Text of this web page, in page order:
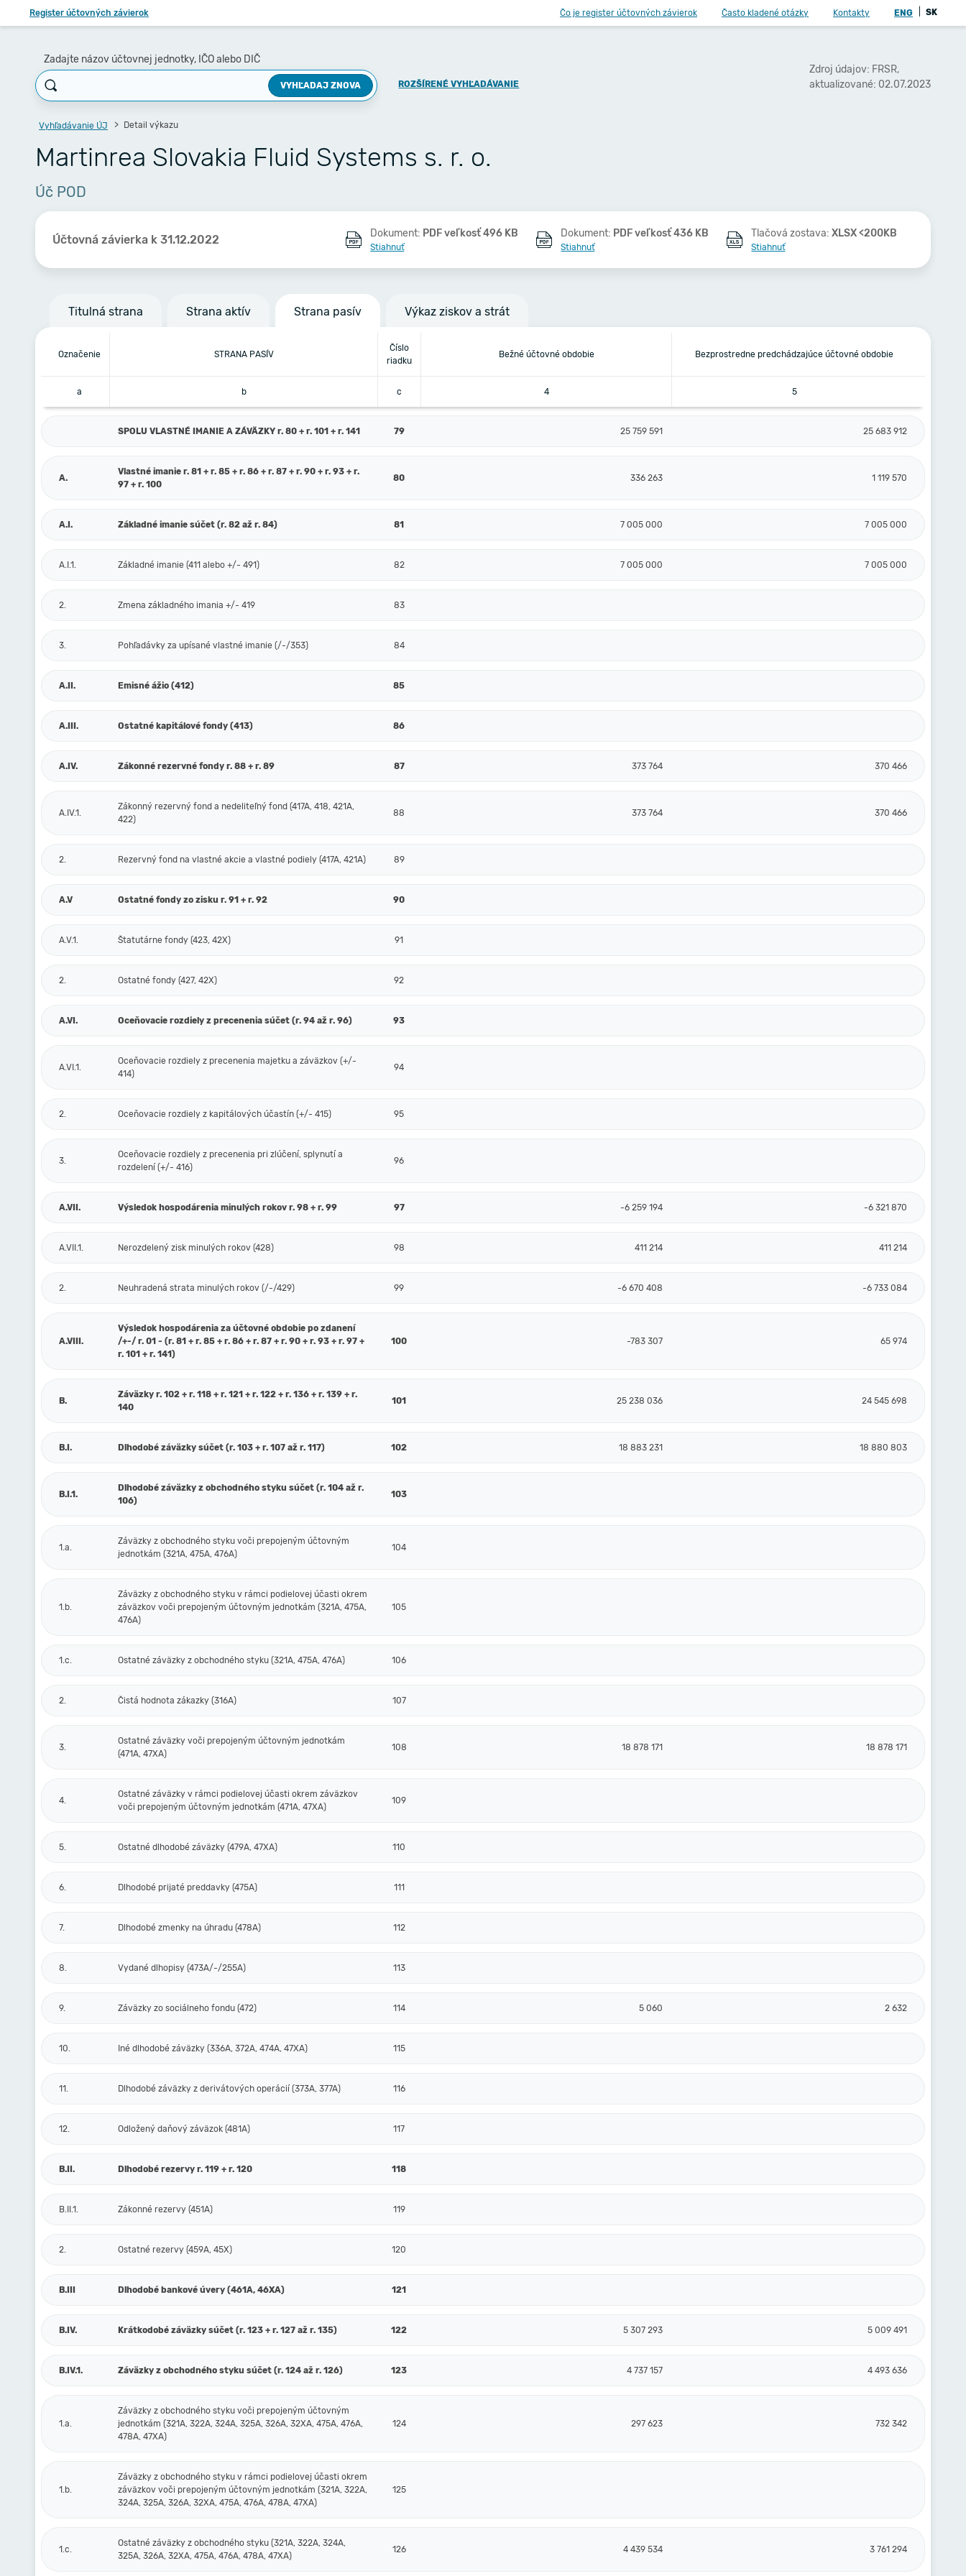
Register účtovných závierok Čo je register účtovných závierok Často kladené otázky Kontakty ENG SK
Zadajte názov účtovnej jednotky, IČO alebo DIČ
VYHĽADAJ ZNOVA ROZŠÍRENÉ VYHĽADÁVANIE
Zdroj údajov: FRSR,
aktualizované: 02.07.2023
Vyhľadávanie ÚJ Detail výkazu
Martinrea Slovakia Fluid Systems s. r. o.
Úč POD
Účtovná závierka k 31.12.2022 Dokument: PDF veľkosť 496 KB
Stiahnuť
Dokument: PDF veľkosť 436 KB
Stiahnuť
Tlačová zostava:XLSX <200KB
Stiahnuť
Titulná strana Strana aktív Strana pasív Výkaz ziskov a strát
Označenie STRANA PASÍV
Číslo
riadku
Bežné účtovné obdobie Bezprostredne predchádzajúce účtovné obdobie
a b c 4 5
SPOLU VLASTNÉ IMANIE A ZÁVÄZKY r. 80 + r. 101 + r. 141 79 25 759 591 25 683 912
A.
Vlastné imanie r. 81 + r. 85 + r. 86 + r. 87 + r. 90 + r. 93 + r.
97 + r. 100
80 336 263 1 119 570
A.I. Základné imanie súčet (r. 82 až r. 84) 81 7 005 000 7 005 000
A.I.1. Základné imanie (411 alebo +/- 491) 82 7 005 000 7 005 000
2. Zmena základného imania +/- 419 83
3. Pohľadávky za upísané vlastné imanie (/-/353) 84
A.II. Emisné ážio (412) 85
A.III. Ostatné kapitálové fondy (413) 86
A.IV. Zákonné rezervné fondy r. 88 + r. 89 87 373 764 370 466
A.IV.1.
Zákonný rezervný fond a nedeliteľný fond (417A, 418, 421A,
422)
88 373 764 370 466
2. Rezervný fond na vlastné akcie a vlastné podiely (417A, 421A) 89
A.V Ostatné fondy zo zisku r. 91 + r. 92 90
A.V.1. Štatutárne fondy (423, 42X) 91
2. Ostatné fondy (427, 42X) 92
A.VI. Oceňovacie rozdiely z precenenia súčet (r. 94 až r. 96) 93
A.VI.1.
Oceňovacie rozdiely z precenenia majetku a záväzkov (+/-
414)
94
2. Oceňovacie rozdiely z kapitálových účastín (+/- 415) 95
3.
Oceňovacie rozdiely z precenenia pri zlúčení, splynutí a
rozdelení (+/- 416)
96
A.VII. Výsledok hospodárenia minulých rokov r. 98 + r. 99 97 -6 259 194 -6 321 870
A.VII.1. Nerozdelený zisk minulých rokov (428) 98 411 214 411 214
2. Neuhradená strata minulých rokov (/-/429) 99 -6 670 408 -6 733 084
A.VIII.
Výsledok hospodárenia za účtovné obdobie po zdanení
/+-/ r. 01 - (r. 81 + r. 85 + r. 86 + r. 87 + r. 90 + r. 93 + r. 97 +
r. 101 + r. 141)
100 -783 307 65 974
B.
Záväzky r. 102 + r. 118 + r. 121 + r. 122 + r. 136 + r. 139 + r.
140
101 25 238 036 24 545 698
B.I. Dlhodobé záväzky súčet (r. 103 + r. 107 až r. 117) 102 18 883 231 18 880 803
B.I.1.
Dlhodobé záväzky z obchodného styku súčet (r. 104 až r.
106)
103
1.a.
Záväzky z obchodného styku voči prepojeným účtovným
jednotkám (321A, 475A, 476A)
104
1.b.
Záväzky z obchodného styku v rámci podielovej účasti okrem
záväzkov voči prepojeným účtovným jednotkám (321A, 475A,
476A)
105
1.c. Ostatné záväzky z obchodného styku (321A, 475A, 476A) 106
2. Čistá hodnota zákazky (316A) 107
3.
Ostatné záväzky voči prepojeným účtovným jednotkám
(471A, 47XA)
108 18 878 171 18 878 171
4.
Ostatné záväzky v rámci podielovej účasti okrem záväzkov
voči prepojeným účtovným jednotkám (471A, 47XA)
109
5. Ostatné dlhodobé záväzky (479A, 47XA) 110
6. Dlhodobé prijaté preddavky (475A) 111
7. Dlhodobé zmenky na úhradu (478A) 112
8. Vydané dlhopisy (473A/-/255A) 113
9. Záväzky zo sociálneho fondu (472) 114 5 060 2 632
10. Iné dlhodobé záväzky (336A, 372A, 474A, 47XA) 115
11. Dlhodobé záväzky z derivátových operácií (373A, 377A) 116
12. Odložený daňový záväzok (481A) 117
B.II. Dlhodobé rezervy r. 119 + r. 120 118
B.II.1. Zákonné rezervy (451A) 119
2. Ostatné rezervy (459A, 45X) 120
B.III Dlhodobé bankové úvery (461A, 46XA) 121
B.IV. Krátkodobé záväzky súčet (r. 123 + r. 127 až r. 135) 122 5 307 293 5 009 491
B.IV.1. Záväzky z obchodného styku súčet (r. 124 až r. 126) 123 4 737 157 4 493 636
1.a.
Záväzky z obchodného styku voči prepojeným účtovným
jednotkám (321A, 322A, 324A, 325A, 326A, 32XA, 475A, 476A,
478A, 47XA)
124 297 623 732 342
1.b.
Záväzky z obchodného styku v rámci podielovej účasti okrem
záväzkov voči prepojeným účtovným jednotkám (321A, 322A,
324A, 325A, 326A, 32XA, 475A, 476A, 478A, 47XA)
125
1.c.
Ostatné záväzky z obchodného styku (321A, 322A, 324A,
325A, 326A, 32XA, 475A, 476A, 478A, 47XA)
126 4 439 534 3 761 294